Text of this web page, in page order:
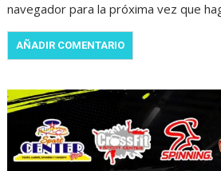
navegador para la próxima vez que